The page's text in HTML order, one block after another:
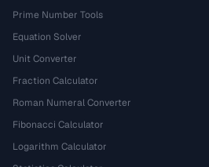
Prime Number Tools
Equation Solver
Unit Converter
Fraction Calculator
Roman Numeral Converter
Fibonacci Calculator
Logarithm Calculator